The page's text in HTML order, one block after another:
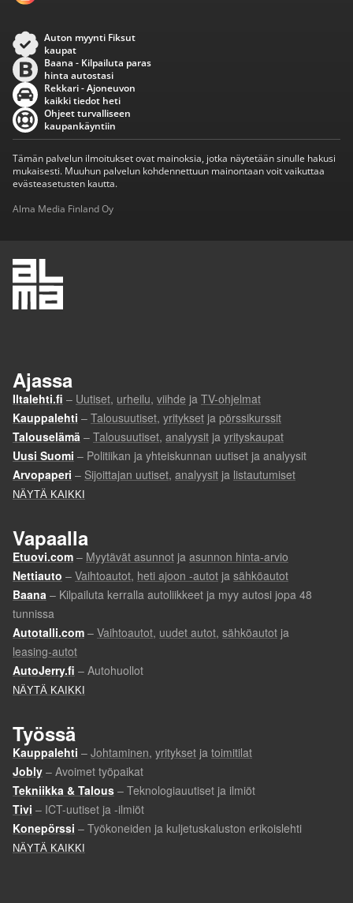
Auton myynti Fiksut
kaupat
Baana - Kilpailuta paras
hinta autostasi
Rekkari - Ajoneuvon
kaikki tiedot heti
Ohjeet turvalliseen
kaupankäyntiin
Tämän palvelun ilmoitukset ovat mainoksia, jotka näytetään sinulle hakusi
mukaisesti. Muuhun palvelun kohdennettuun mainontaan voit vaikuttaa
evästeasetusten kautta.
Alma Media Finland Oy